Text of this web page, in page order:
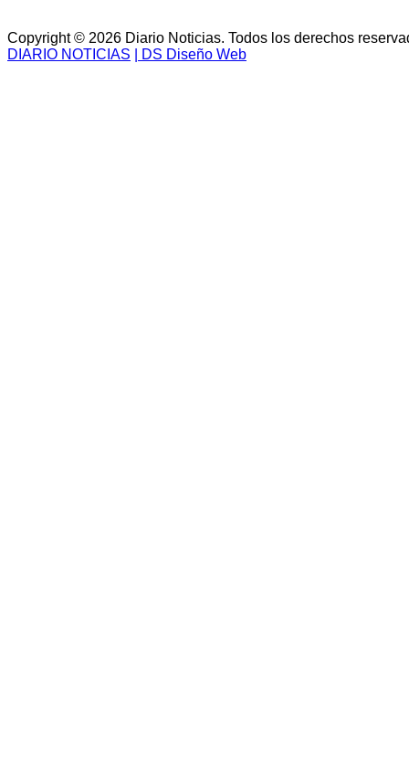
Copyright © 2026 Diario Noticias. Todos los derechos
DIARIO NOTICIAS
| DS Diseño Web